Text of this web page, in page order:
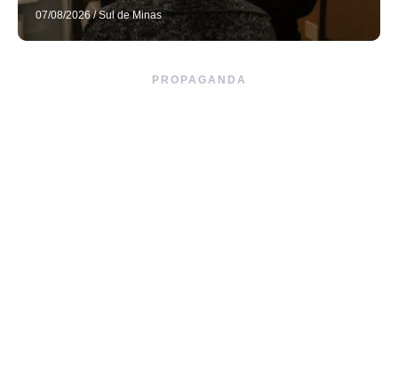
07/08/2026 / Sul de Minas
PROPAGANDA